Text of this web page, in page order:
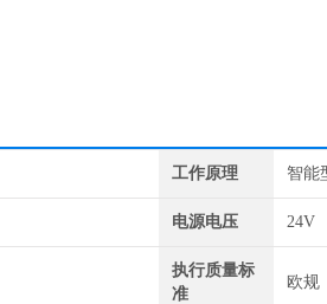
工作原理 智能
电源电压 24V
执行质量标
准
欧规